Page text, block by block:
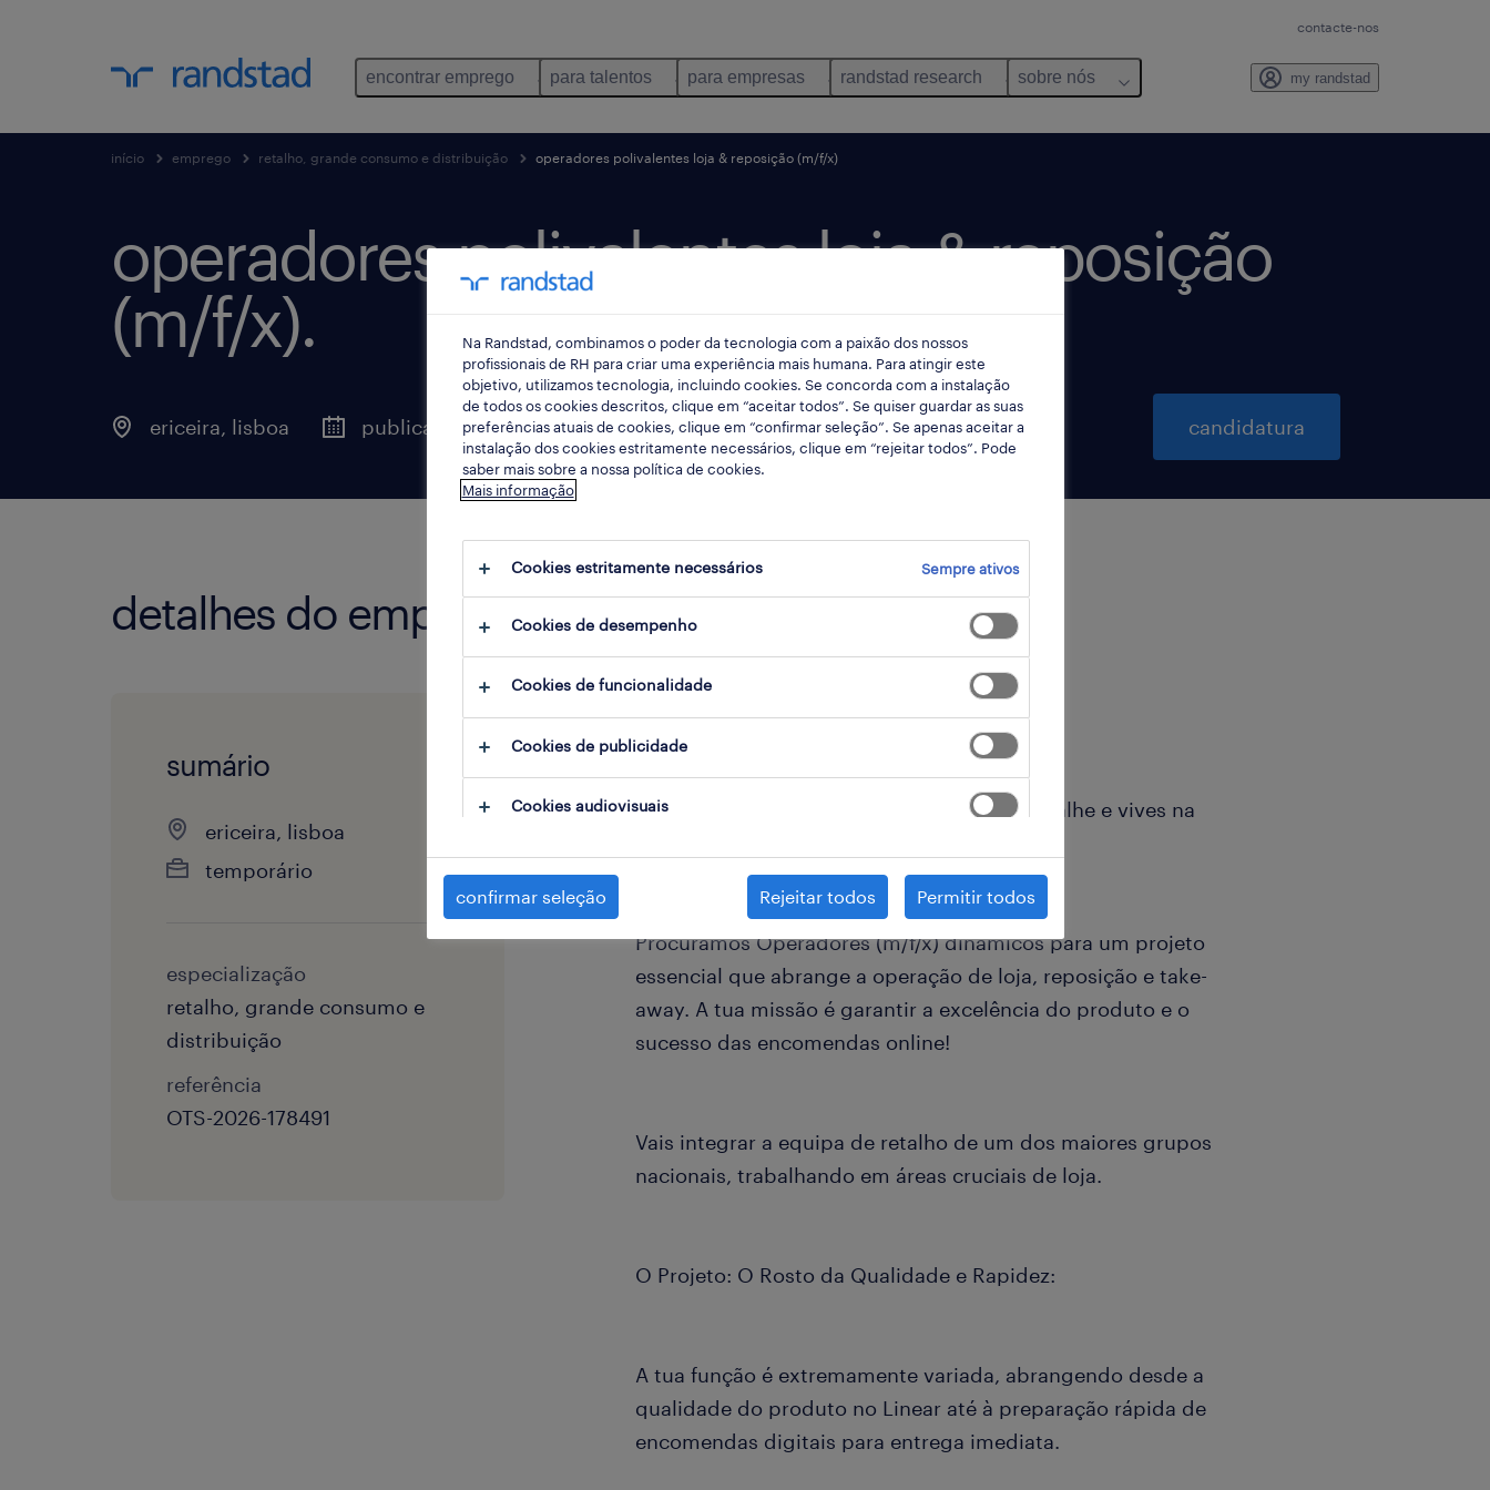
contacte-nos
encontrar emprego para talentos para empresas randstad research sobre nós my randstad
início emprego retalho, grande consumo e distribuição operadores polivalentes loja & reposição (m/f/x)
operadores polivalentes loja & reposição
(m/f/x).
ericeira, lisboa publicado há 2 dias data limite 25 agosto 2026 candidatura
detalhes do emprego
sumário
ericeira, lisboa
temporário
especialização
retalho, grande consumo e
distribuição
referência
OTS-2026-178491
Se és uma pessoa ágil, orientada para o detalhe e vives na
Procuramos Operadores (m/f/x) dinâmicos para um projeto
essencial que abrange a operação de loja, reposição e take-
away. A tua missão é garantir a excelência do produto e o
sucesso das encomendas online!
Vais integrar a equipa de retalho de um dos maiores grupos
nacionais, trabalhando em áreas cruciais de loja.
O Projeto: O Rosto da Qualidade e Rapidez:
A tua função é extremamente variada, abrangendo desde a
qualidade do produto no Linear até à preparação rápida de
encomendas digitais para entrega imediata.
Na Randstad, combinamos o poder da tecnologia com a paixão dos nossos
profissionais de RH para criar uma experiência mais humana. Para atingir este
objetivo, utilizamos tecnologia, incluindo cookies. Se concorda com a instalação
de todos os cookies descritos, clique em “aceitar todos”. Se quiser guardar as suas
preferências atuais de cookies, clique em “confirmar seleção”. Se apenas aceitar a
instalação dos cookies estritamente necessários, clique em “rejeitar todos”. Pode
saber mais sobre a nossa política de cookies.
Mais informação
Cookies estritamente necessários Sempre ativos
Cookies de desempenho
Cookies de funcionalidade
Cookies de publicidade
Cookies audiovisuais
confirmar seleção Rejeitar todos Permitir todos